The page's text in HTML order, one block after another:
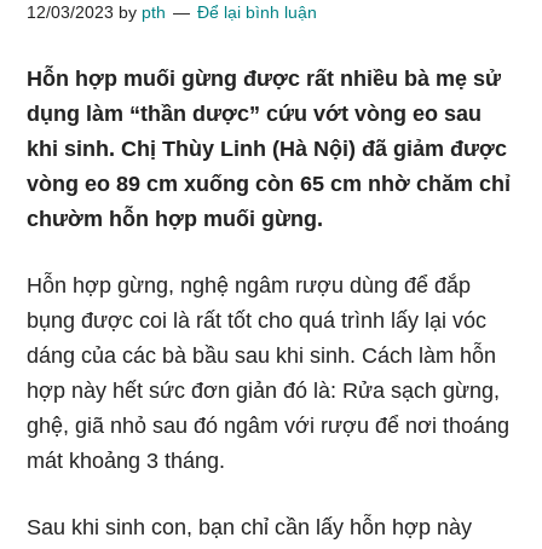
12/03/2023 by pth Để lại bình luận
Hỗn hợp muối gừng được rất nhiều bà mẹ sử
dụng làm “thần dược” cứu vớt vòng eo sau
khi sinh. Chị Thùy Linh (Hà Nội) đã giảm được
vòng eo 89 cm xuống còn 65 cm nhờ chăm chỉ
chườm hỗn hợp muối gừng.
Hỗn hợp gừng, nghệ ngâm rượu dùng để đắp
bụng được coi là rất tốt cho quá trình lấy lại vóc
dáng của các bà bầu sau khi sinh. Cách làm hỗn
hợp này hết sức đơn giản đó là: Rửa sạch gừng,
ghệ, giã nhỏ sau đó ngâm với rượu để nơi thoáng
mát khoảng 3 tháng.
Sau khi sinh con, bạn chỉ cần lấy hỗn hợp này